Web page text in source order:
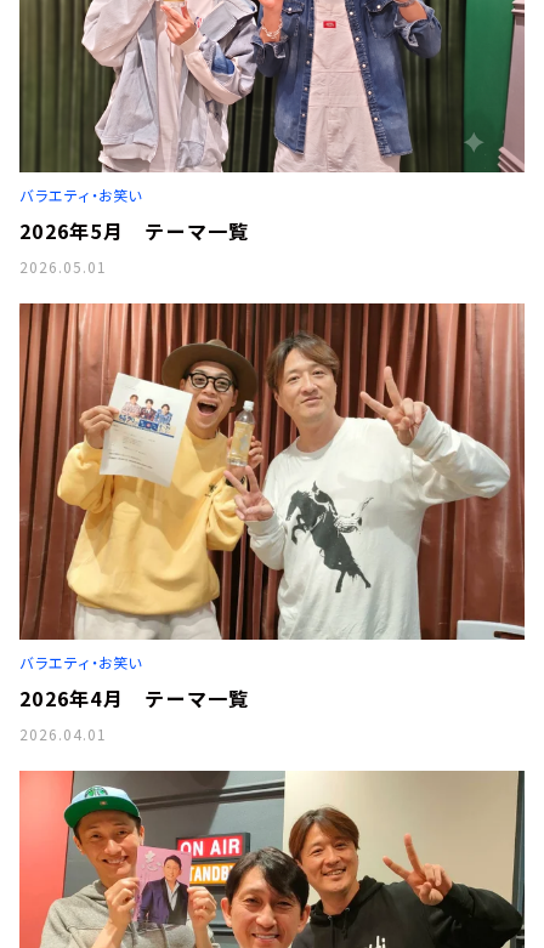
バラエティ・お笑い
2026年5月 テーマ一覧
2026.05.01
バラエティ・お笑い
2026年4月 テーマ一覧
2026.04.01